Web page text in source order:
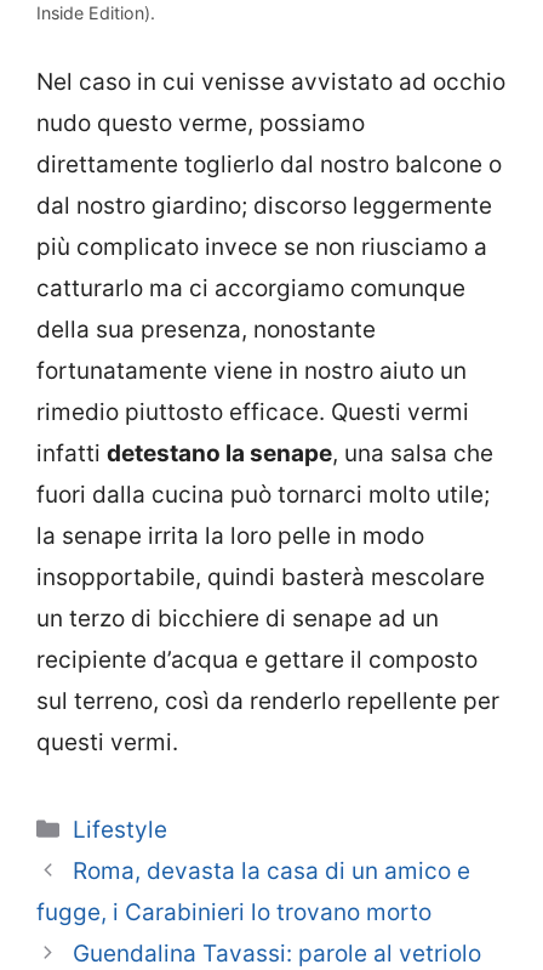
Inside Edition).
Nel caso in cui venisse avvistato ad occhio
nudo questo verme, possiamo
direttamente toglierlo dal nostro balcone o
dal nostro giardino; discorso leggermente
più complicato invece se non riusciamo a
catturarlo ma ci accorgiamo comunque
della sua presenza, nonostante
fortunatamente viene in nostro aiuto un
rimedio piuttosto efficace. Questi vermi
infatti detestano la senape, una salsa che
fuori dalla cucina può tornarci molto utile;
la senape irrita la loro pelle in modo
insopportabile, quindi basterà mescolare
un terzo di bicchiere di senape ad un
recipiente d’acqua e gettare il composto
sul terreno, così da renderlo repellente per
questi vermi.
Categorie
Lifestyle
Roma, devasta la casa di un amico e
fugge, i Carabinieri lo trovano morto
Guendalina Tavassi: parole al vetriolo